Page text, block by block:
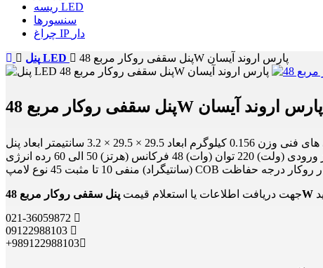
ریسه LED
سنسورها
چراغ IP دار
پنل LED پنل سقفی روکار مربع 48W پارس اروند آیسان
پنل سقفی روکار مربع 48W پارس اروند آیسان
ویژگی های فنی وزن 0.156 کیلوگرم ابعاد 29.5 × 29.5 × 3.2 سانتیمتر ابعاد پنل (cm) 3.2 در 29.5 در 29.5 رنگ بدنه مشکی جنس بدنه پلاستیک رنگ نور آفتابی, طبیعی, مهتابی دمای رنگ (کلوین) 4500, 5500, 6500
ولتاژ ورودی (ولت) 220 توان (وات) 48 فرکانس (هرتز) 50 الی 60 رده انرژی A+ راندمان نوری (لومن بر وات) 80 Ra 80 ضریب توان 0.75 زاویه پخش نور (درجه) 180 طول عمر (ساعت) 20,000 دمای کاری
جهت دریافت اطلاعات یا استعلام قیمت
021-36059872
09122988103
+989122988103